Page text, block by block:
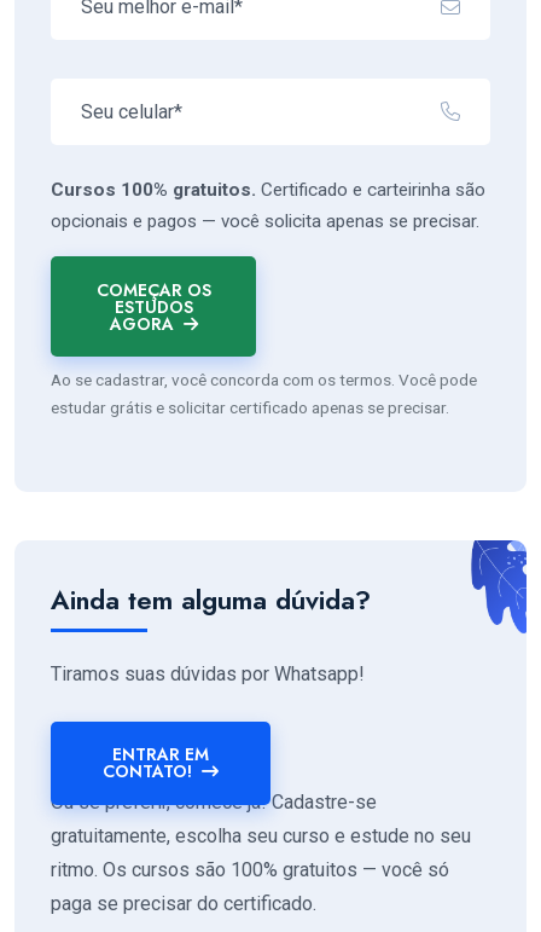
Cursos 100% gratuitos. Certificado e carteirinha são
opcionais e pagos — você solicita apenas se precisar.
COMEÇAR OS
ESTUDOS
AGORA
Ao se cadastrar, você concorda com os termos. Você pode
estudar grátis e solicitar certificado apenas se precisar.
Ainda tem alguma dúvida?
Tiramos suas dúvidas por Whatsapp!
ENTRAR EM
CONTATO!
Ou se preferir, comece já! Cadastre-se
gratuitamente, escolha seu curso e estude no seu
ritmo. Os cursos são 100% gratuitos — você só
paga se precisar do certificado.